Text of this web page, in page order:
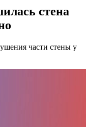
стена
части стены у